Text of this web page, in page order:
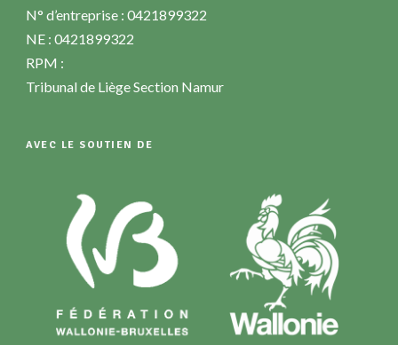
N° d’entreprise : 0421899322
NE : 0421899322
RPM :
Tribunal de Liège Section Namur
AVEC LE SOUTIEN DE